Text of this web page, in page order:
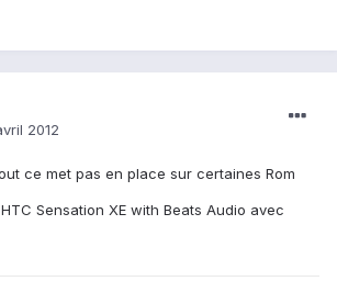
2012
ce met pas en place sur certaines Rom
Sensation XE with Beats Audio avec